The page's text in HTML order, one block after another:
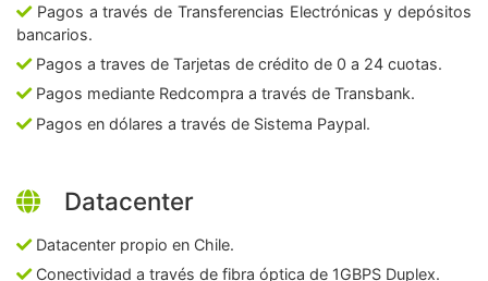
Pagos a través de Transferencias Electrónicas y depósitos
bancarios.
Pagos a traves de Tarjetas de crédito de 0 a 24 cuotas.
Pagos mediante Redcompra a través de Transbank.
Pagos en dólares a través de Sistema Paypal.
Datacenter
Datacenter propio en Chile.
Conectividad a través de fibra óptica de 1GBPS Duplex.